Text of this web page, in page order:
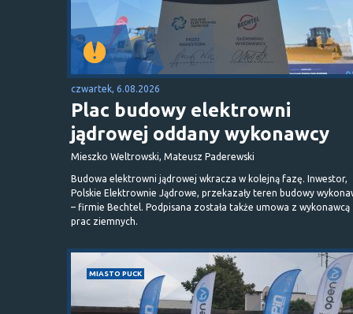
czwartek, 6.08.2026
Plac budowy elektrowni
jądrowej oddany wykonawcy
Mieszko Weltrowski, Mateusz Paderewski
Budowa elektrowni jądrowej wkracza w kolejną fazę. Inwestor,
Polskie Elektrownie Jądrowe, przekazały teren budowy
– firmie Bechtel. Podpisana została także umowa z wykonawcą
prac ziemnych.
MIASTO PUCK